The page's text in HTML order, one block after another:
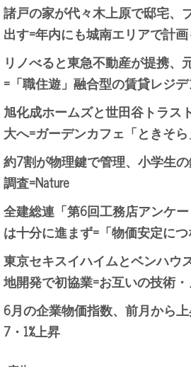
諸戸の家が代々木上原で邸宅、
出す=年内にも城南エリアで計画
リノべると東急不動産が提携、
=「職住遊」融合型の賃貸レジ
旭化成ホームズと世田谷トラス
大へ=ガーデンカフェ「ときそ
約7割が物理鍵で管理、小学生
調査=Nature
全建総連「第6回工務店アンケ
は十分に進まず=「物価安定に
東京セキスイハイムとベンハウ
地開発で初協業=お互いの技術
6月の企業物価指数、前月から
7・1%上昇